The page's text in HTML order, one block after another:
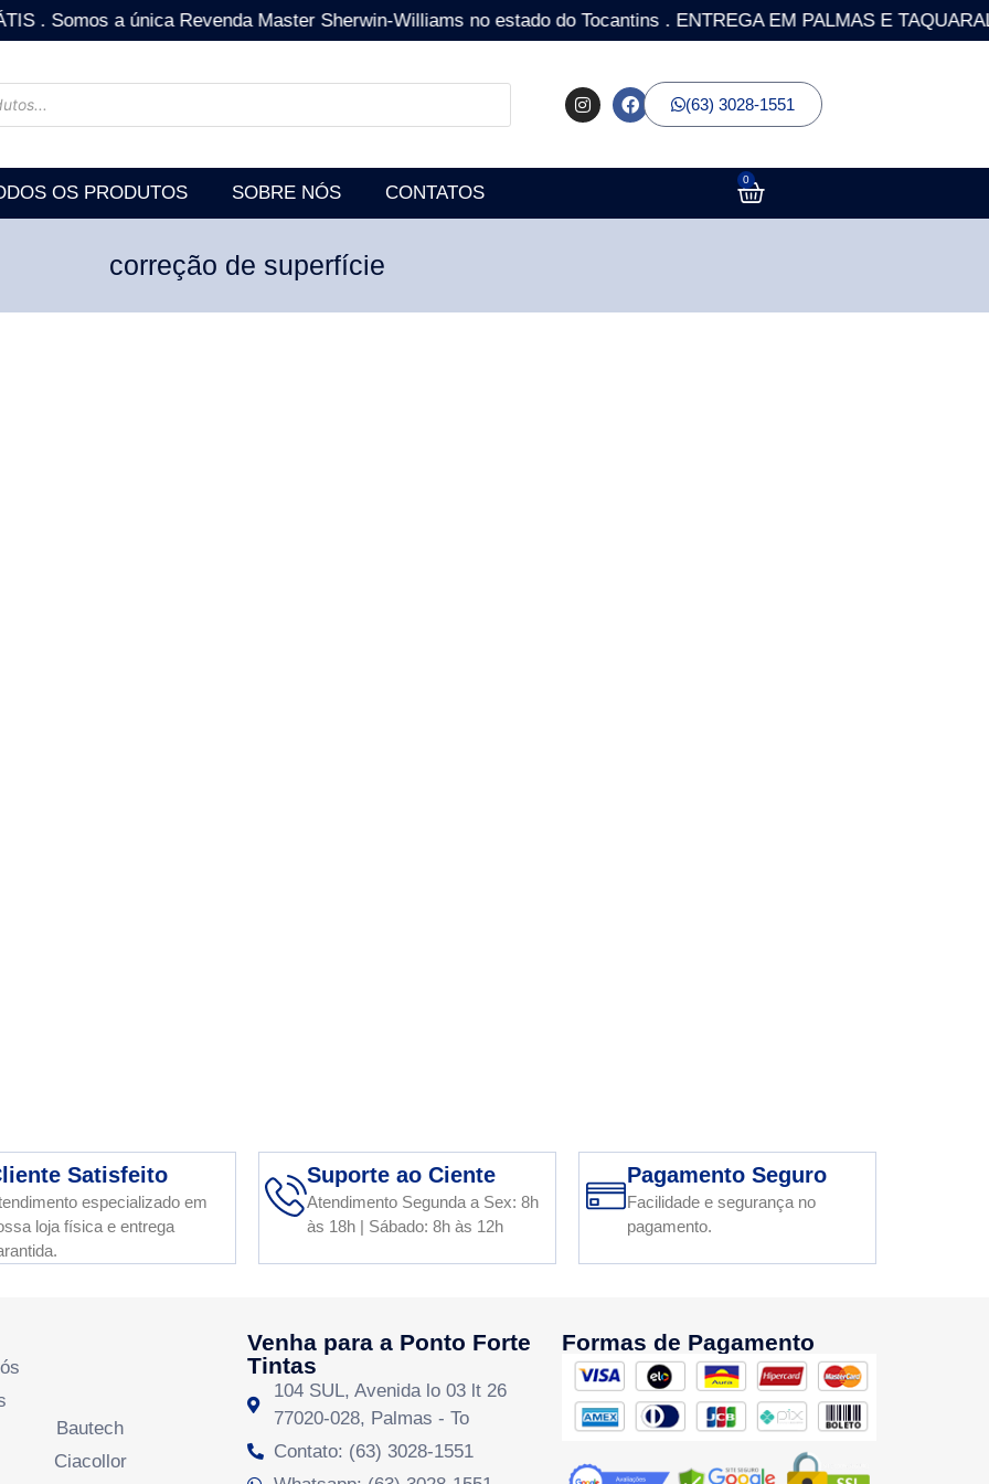
. Somos a única Revenda Master Sherwin-Williams no estado do Tocantins . ENTREGA EM PALMAS E
(63) 3028-1551
OS PRODUTOS SOBRE NÓS CONTATOS
0
correção de superfície
Satisfeito
especializado em
loja física e entrega
Suporte ao Ciente
Atendimento Segunda a Sex: 8h
às 18h | Sábado: 8h às 12h
Pagamento Seguro
Facilidade e segurança no
pagamento.
Bautech
Ciacollor
Venha para a Ponto Forte
Tintas
104 SUL, Avenida lo 03 lt 26
77020-028, Palmas - To
Contato: (63) 3028-1551
Formas de Pagamento